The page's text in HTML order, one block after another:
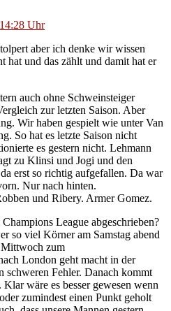
Uhr
aber ich denke wir wissen
hat und das zählt und damit hat er
auch ohne Schweinsteiger
zur letzten Saison. Aber
Wir haben gespielt wie unter Van
So hat es letzte Saison nicht
es gestern nicht. Lehmann
zu Klinsi und Jogi und den
erst so richtig aufgefallen. Da war
Nur nach hinten.
und Ribery. Armer Gomez.
League abgeschrieben?
so viel Körner am Samstag abend
Mittwoch zum
London geht macht in der
schweren Fehler. Danach kommt
wäre es besser gewesen wenn
zumindest einen Punkt geholt